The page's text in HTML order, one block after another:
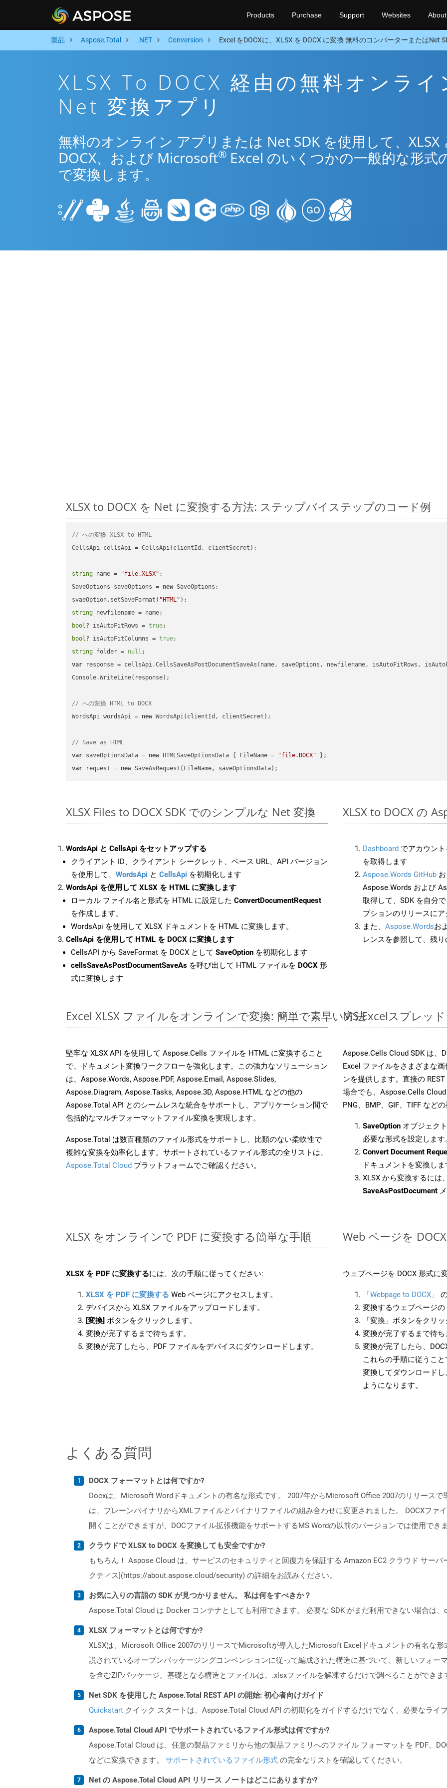
Products Purchase Support Websites About
製品 Aspose.Total .NET Conversion Excel をDOCXに、XLSX を DOCX に変換 無料のコンバーターまたはNet
XLSX To DOCX 経由の無料オンライ
Net 変換アプリ
無料のオンライン アプリまたは Net SDK を使用して、XLSX
DOCX、および Microsoft® Excel のいくつかの一般的な形式
で変換します。
XLSX to DOCX を Net に変換する方法: ステップバイステップのコード例
// への変換 XLSX to HTML
CellsApi cellsApi = CellsApi(clientId, clientSecret);
string name = "file.XLSX" ;
SaveOptions saveOptions = new SaveOptions;
svaeOption.setSaveFormat( "HTML"
string
bool? isAutoFitRows = true
bool? isAutoFitColumns = true
string folder = null
var response = cellsApi.CellsSaveAsPostDocumentSaveAs(name, saveOptions, newfilename, isAutoFitRows,
Console.WriteLine(response);
// への変換 HTML to DOCX
WordsApi wordsApi = new WordsApi(clientId, clientSecret);
// Save as HTML
var saveOptionsData = new HTMLSaveOptionsData { FileName = "file.DOCX"
var request = new
XLSX Files to DOCX SDK でのシンプルな Net 変換
WordsApi と CellsApi をセットアップする
クライアント ID、クライアント シークレット、ベース URL、API バージョン
を使用して、 WordsApi と CellsApi を初期化します
WordsApi を使用して XLSX を HTML に変換します
ローカル ファイル名と形式を HTML に設定した ConvertDocumentRequest
を作成します。
WordsApi を使用して XLSX ドキュメントを HTML に変換します。
CellsApi を使用して HTML を DOCX に変換します
CellsAPI から SaveFormat を DOCX として SaveOption を初期化します
cellsSaveAsPostDocumentSaveAs を呼び出して HTML ファイルを DOCX 形
式に変換します
XLSX to DOCX の
Dashboard でアカウン
を取得します
Aspose.Words GitHub
Aspose.Words および
取得して、SDK を自分
プションのリリースにア
また、 Aspose.Wordsお
レンスを参照して、残
Excel XLSX ファイルをオンラインで変換: 簡単で素早い方法
堅牢な XLSX API を使用して Aspose.Cells ファイルを HTML に変換すること
で、ドキュメント変換ワークフローを強化します。この強力なソリューション
は、Aspose.Words, Aspose.PDF, Aspose.Email, Aspose.Slides,
Aspose.Diagram, Aspose.Tasks, Aspose.3D, Aspose.HTML などの他の
Aspose.Total API とのシームレスな統合をサポートし、アプリケーション間で
包括的なマルチフォーマットファイル変換を実現します。
Aspose.Total は数百種類のファイル形式をサポートし、比類のない柔軟性で
複雑な変換を効率化します。サポートされているファイル形式の全リストは、
Aspose.Total Cloud プラットフォームでご確認ください。
MS Excelスプレッ
Aspose.Cells Cloud SDK は、
Excel ファイルをさまざまな
ンを提供します。直接の
場合でも、Aspose.Cells Cloud
PNG、BMP、GIF、TIFF など
SaveOption オブジェク
必要な形式を設定します
Convert Document
ドキュメントを変換しま
XLSX から変換するには
SaveAsPostDocument
XLSX をオンラインで PDF に変換する簡単な手順
XLSX を PDF に変換するには、次の手順に従ってください:
XLSX を PDF に変換する Web ページにアクセスします。
デバイスから XLSX ファイルをアップロードします。
[変換] ボタンをクリックします。
変換が完了するまで待ちます。
変換が完了したら、PDF ファイルをデバイスにダウンロードします。
Web ページを
ウェブページを DOCX 形式に
「Webpage to DOCX」
変換するウェブページの
「変換」ボタンをクリ
変換が完了するまで待ち
変換が完了したら、
これらの手順に従うこ
変換してダウンロード
ようになります。
よくある質問
DOCX フォーマットとは何ですか?
Docxは、Microsoft Wordドキュメントの有名な形式です。 2007年からMicrosoft Office 2007のリリース
は、プレーンバイナリからXMLファイルとバイナリファイルの組み合わせに変更されました。 DOCXファ
開くことができますが、DOCファイル拡張機能をサポートするMS Wordの以前のバージョンでは使用できま
クラウドで XLSX to DOCX を変換しても安全ですか?
もちろん！ Aspose Cloud は、サービスのセキュリティと回復力を保証する Amazon EC2 クラウド サー
クティス](https://about.aspose.cloud/security) の詳細をお読みください。
お気に入りの言語の SDK が見つかりません。 私は何をすべきか？
Aspose.Total Cloud は Docker コンテナとしても利用できます。 必要な SDK がまだ利用できない場合は、
XLSX フォーマットとは何ですか?
XLSXは、Microsoft Office 2007のリリースでMicrosoftが導入したMicrosoft Excelドキュメントの有名な形
説されているオープンパッケージングコンベンションに従って編成された構造に基づいて、新しいフォー
を含むZIPパッケージ。基礎となる構造とファイルは、.xlsxファイルを解凍するだけで調べることができま
Net SDK を使用した Aspose.Total REST API の開始: 初心者向けガイド
Quickstart クイック スタートは、Aspose.Total Cloud API の初期化をガイドするだけでなく、必要なライ
Aspose.Total Cloud API でサポートされているファイル形式は何ですか?
Aspose.Total Cloud は、任意の製品ファミリから他の製品ファミリへのファイル フォーマットを PDF、
などに変換できます。 サポートされているファイル形式 の完全なリストを確認してください。
Net の Aspose.Total Cloud API リリース ノートはどこにありますか?